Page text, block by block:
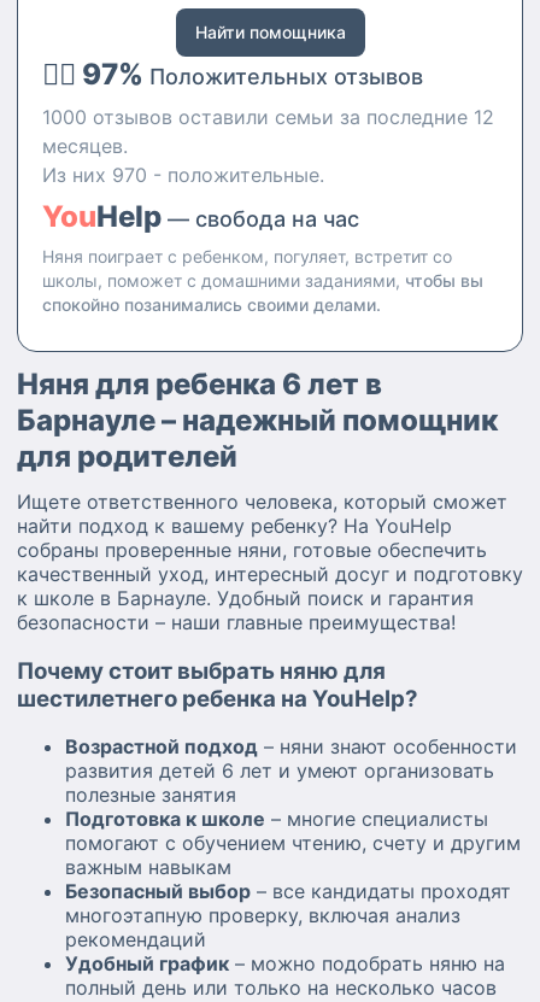
домашним животным
Найти помощника
👍🏻 97% Положительных отзывов
1000 отзывов оставили семьи за последние 12
месяцев.
Из них 970 - положительные.
YouHelp — свобода на час
Няня поиграет с ребенком, погуляет, встретит со
школы, поможет с домашними заданиями, чтобы вы
спокойно позанимались своими делами.
Няня для ребенка 6 лет в
Барнауле – надежный помощник
для родителей
Ищете ответственного человека, который сможет
найти подход к вашему ребенку? На YouHelp
собраны проверенные няни, готовые обеспечить
качественный уход, интересный досуг и подготовку
к школе в Барнауле. Удобный поиск и гарантия
безопасности – наши главные преимущества!
Почему стоит выбрать няню для
шестилетнего ребенка на YouHelp?
Возрастной подход – няни знают особенности
развития детей 6 лет и умеют организовать
полезные занятия
Подготовка к школе – многие специалисты
помогают с обучением чтению, счету и другим
важным навыкам
Безопасный выбор – все кандидаты проходят
многоэтапную проверку, включая анализ
рекомендаций
Удобный график – можно подобрать няню на
полный день или только на несколько часов